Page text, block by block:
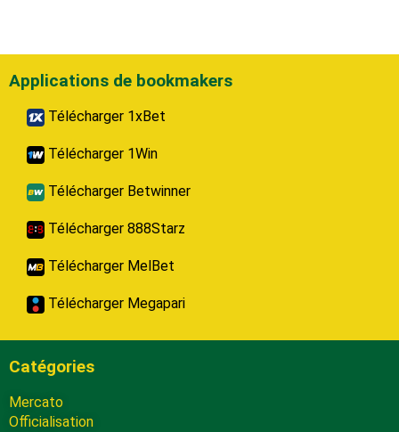
Applications de bookmakers
Télécharger 1xBet
Télécharger 1Win
Télécharger Betwinner
Télécharger 888Starz
Télécharger MelBet
Télécharger Megapari
Catégories
Mercato
Officialisation